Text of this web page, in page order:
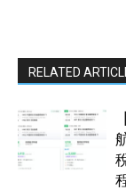
RELATED